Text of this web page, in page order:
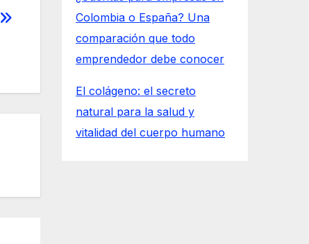
Colombia o España? Una
comparación que todo
emprendedor debe conocer
El colágeno: el secreto
natural para la salud y
vitalidad del cuerpo humano